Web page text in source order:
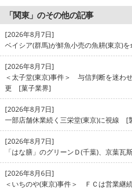
「関東」のその他の記事
[2026年8月7日]
ベイシア(群馬)が鮮魚小売の魚耕(東京)
[2026年8月7日]
＜太子堂(東京)事件＞ 与信判断を迷わ
更 [菓子業界]
[2026年8月7日]
一部店舗休業続く三栄堂(東京)に視線 [
[2026年8月7日]
「はな膳」のグリーンＤ(千葉)、京葉
[2026年8月6日]
＜いちのや(東京)事件＞ ＦＣは営業継